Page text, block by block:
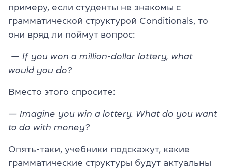
примеру, если студенты не знакомы с
грамматической структурой Conditionals, то
они вряд ли поймут вопрос:
— If you won a million-dollar lottery, what
would you do?
Вместо этого спросите:
— Imagine you win a lottery. What do you want
to do with money?
Опять-таки, учебники подскажут, какие
грамматические структуры будут актуальны